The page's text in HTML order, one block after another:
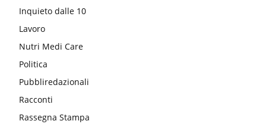
Inquieto dalle 10
Lavoro
Nutri Medi Care
Politica
Pubbliredazionali
Racconti
Rassegna Stampa